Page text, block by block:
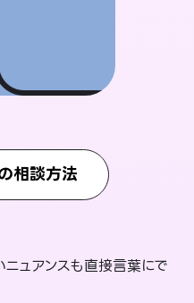
相談方法
ュアンスも直接言葉にで